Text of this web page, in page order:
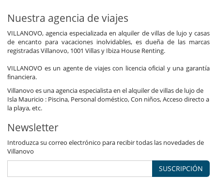
Nuestra agencia de viajes
VILLANOVO, agencia especializada en alquiler de villas de lujo y casas
de encanto para vacaciones inolvidables, es dueña de las marcas
registradas Villanovo, 1001 Villas y Ibiza House Renting.
VILLANOVO es un agente de viajes con licencia oficial y una garantía
financiera.
Villanovo es una agencia especialista en el alquiler de villas de lujo de
Isla Mauricio : Piscina, Personal doméstico, Con niños, Acceso directo a
la playa, etc.
Newsletter
Introduzca su correo electrónico para recibir todas las novedades de
Villanovo
SUSCRIPCIÓN